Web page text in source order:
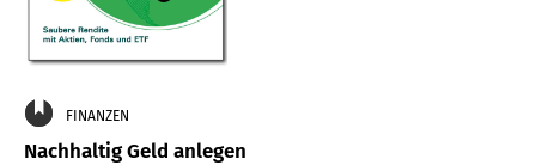
FINANZEN
Nachhaltig Geld anlegen